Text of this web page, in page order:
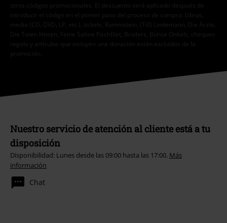
otros códigos promocionales. El descuento será aplicado después de
introducir el código en el primer paso del proceso de compra. Libros,
media (CD, DVD, LP, etc.), tickets, Rammstein, (Till) Lindemann, Die Ärzte,
Die Toten Hosen, Feine Sahne Fischfilet, Broilers, Böhse Onkelz, cheques-
regalo y artículos que incluyen una donación están excluidos de la
promoción.
Nuestro servicio de atención al cliente está a tu
disposición
Disponibilidad: Lunes desde las 09:00 hasta las 17:00. Más
información
Chat